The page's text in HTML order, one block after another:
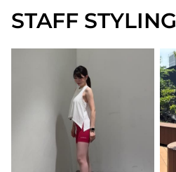
ル
ー
グ
レ
ー
フ
ラ
ワ
格
STAFF STYLING